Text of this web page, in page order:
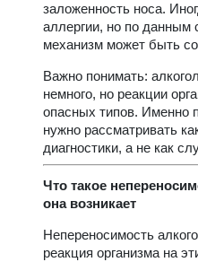
заложенность носа.
аллергии, но по данным
механизм может быть
Важно понимать:
немного, но реакции
опасных типов. Именно
нужно рассматривать
диагностики, а не как
Что такое
она возникает
Непереносимость
реакция организма на